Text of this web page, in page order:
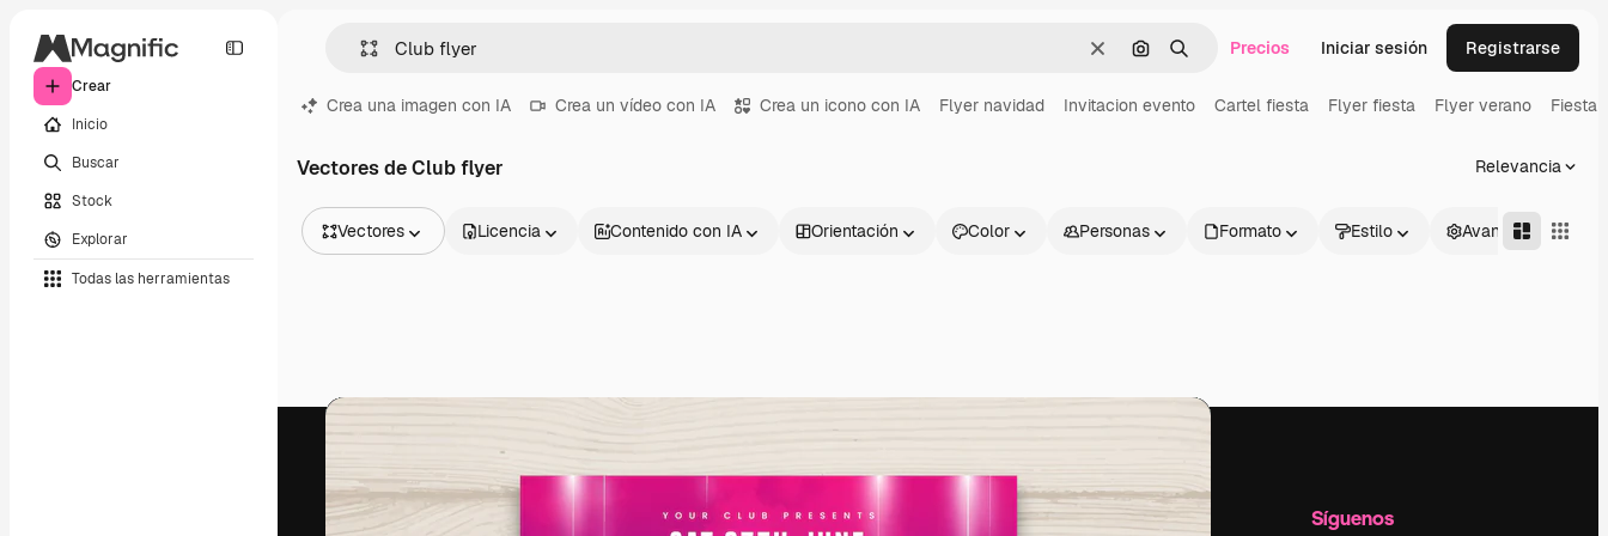
Crear
Inicio
Buscar
Stock
Explorar
Todas las herramientas
BorrarBuscar por imagen
BuscarPrecios Iniciar sesión Registrarse
Crea una imagen con IA Crea un vídeo con IA Crea un icono con IA Flyer navidad Invitacion evento Cartel fiesta Flyer fiesta Flyer verano Fiesta
Vectores de Club flyer Relevancia
Vectores
Vídeos
Iconos
Modelos 3D
Fuentes
Licencia Contenido con IA Orientación Color Personas Formato Estilo Avanzado
Productos Información útil Empresa Síguenos